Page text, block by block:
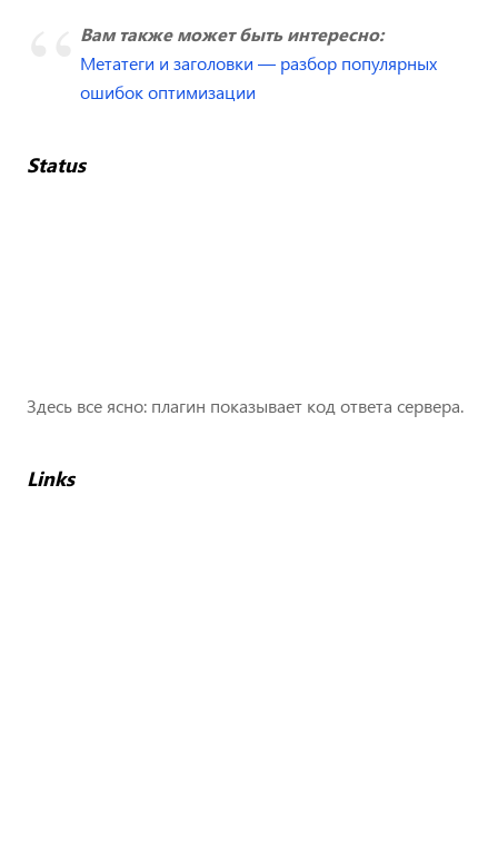
Вам также может быть интересно:
Метатеги и заголовки — разбор популярных
ошибок оптимизации
Status
Здесь все ясно: плагин показывает код ответа сервера.
Links